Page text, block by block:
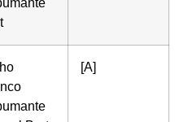
[A]